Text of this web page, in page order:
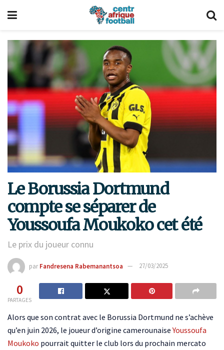
Le Borussia Dortmund
compte se séparer de
Youssoufa Moukoko cet été
Le prix du joueur connu
par Fandresena Rabemanantsoa 27/03/2025
0
PARTAGES
Alors que son contrat avec le Borussia Dortmund ne s’achève
qu’en juin 2026, le joueur d’origine camerounaiseYoussoufa
Moukoko pourrait quitter le club lors du prochain mercato